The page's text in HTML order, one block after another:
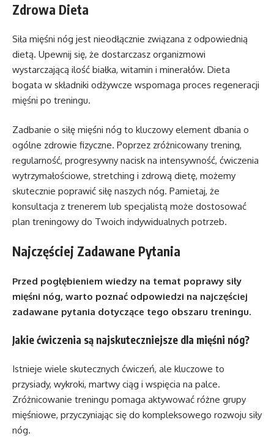
Zdrowa Dieta
Siła mięśni nóg jest nieodłącznie związana z odpowiednią
dietą. Upewnij się, że dostarczasz organizmowi
wystarczającą ilość białka, witamin i minerałów. Dieta
bogata w składniki odżywcze wspomaga proces regeneracji
mięśni po treningu.
Zadbanie o siłę mięśni nóg to kluczowy element dbania o
ogólne zdrowie fizyczne. Poprzez zróżnicowany trening,
regularność, progresywny nacisk na intensywność, ćwiczenia
wytrzymałościowe, stretching i zdrową dietę, możemy
skutecznie poprawić siłę naszych nóg. Pamietaj, że
konsultacja z trenerem lub specjalistą może dostosować
plan treningowy do Twoich indywidualnych potrzeb.
Najczęściej Zadawane Pytania
Przed pogłębieniem wiedzy na temat poprawy siły
mięśni nóg, warto poznać odpowiedzi na najczęściej
zadawane pytania dotyczące tego obszaru treningu.
Jakie ćwiczenia są najskuteczniejsze dla mięśni nóg?
Istnieje wiele skutecznych ćwiczeń, ale kluczowe to
przysiady, wykroki, martwy ciąg i wspięcia na palce.
Zróżnicowanie treningu pomaga aktywować różne grupy
mięśniowe, przyczyniając się do kompleksowego rozwoju siły
nóg.